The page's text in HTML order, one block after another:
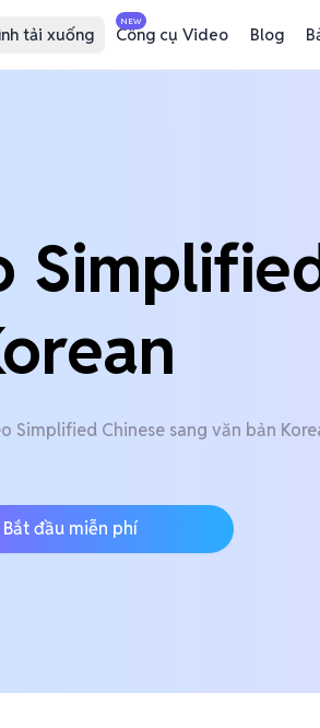
tải xuống
NEW
Công cụ Video Blog
Simplified Chinese sang văn bản
Bắt đầu miễn phí